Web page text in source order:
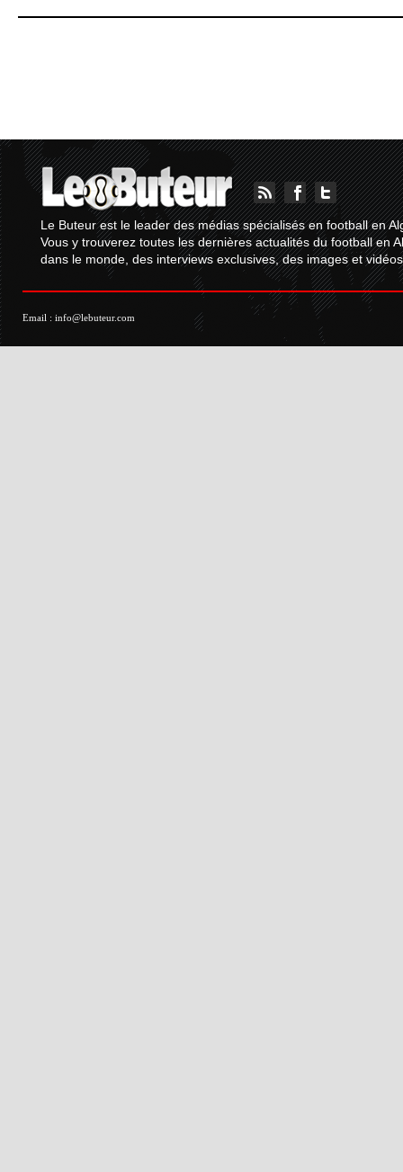
Le Buteur est le leader des médias spécialisés en football en
Vous y trouverez toutes les dernières actualités du football en
dans le monde, des interviews exclusives, des images et
Email : info@lebuteur.com